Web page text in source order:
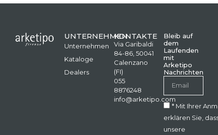
UNTERNEHMEN
Unternehmen
Kataloge
Dealers
KONTAKTE
Via Garibaldi
84-86, 50041
Calenzano
(FI)
055
8876248
info@arketipo.com
Bleib auf
dem
Laufenden
mit
Arketipo
Nachrichten
* Mit Ihrer
erklären Sie,
unsere